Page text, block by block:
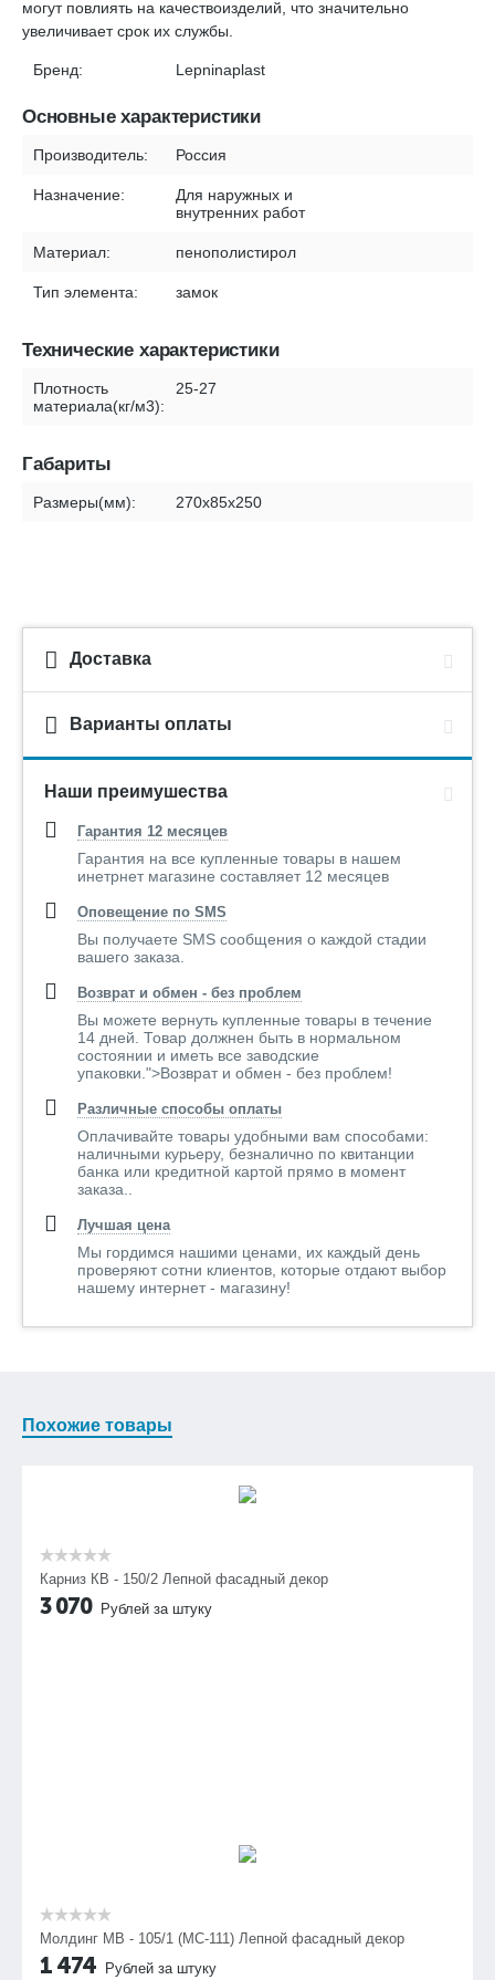
могут повлиять на качествоизделий, что значительно
увеличивает срок их службы.
Бренд: Lepninaplast
Основные характеристики
Производитель: Россия
Назначение:
Для наружных и
внутренних работ
Материал: пенополистирол
Тип элемента: замок
Технические характеристики
Плотность
материала(кг/м3):
25-27
Габариты
Размеры(мм): 270х85х250
Доставка
Варианты оплаты
Наши преимушества
Гарантия 12 месяцев
Гарантия на все купленные товары в нашем
инетрнет магазине составляет 12 месяцев
Оповещение по SMS
Вы получаете SMS сообщения о каждой стадии
вашего заказа.
Возврат и обмен - без проблем
Вы можете вернуть купленные товары в течение
14 дней. Товар должнен быть в нормальном
состоянии и иметь все заводские
упаковки.">Возврат и обмен - без проблем!
Различные способы оплаты
Оплачивайте товары удобными вам способами:
наличными курьеру, безналично по квитанции
банка или кредитной картой прямо в момент
заказа..
Лучшая цена
Мы гордимся нашими ценами, их каждый день
проверяют сотни клиентов, которые отдают выбор
нашему интернет - магазину!
Похожие товары
Карниз КВ - 150/2 Лепной фасадный декор
3 070 Рублей за штуку
Молдинг МВ - 105/1 (МС-111) Лепной фасадный декор
1 474 Рублей за штуку